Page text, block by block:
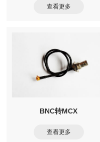
查看更多
BNC转MCX
查看更多